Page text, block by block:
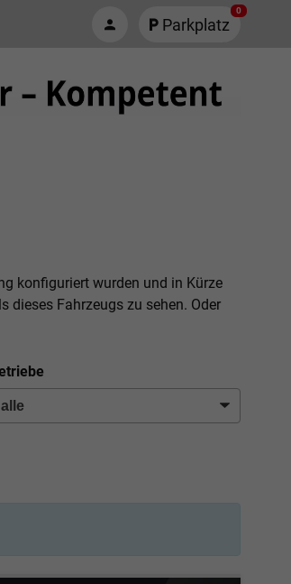
Parkplatz
0
konfiguriert wurden und in Kürze
dieses Fahrzeugs zu sehen. Oder